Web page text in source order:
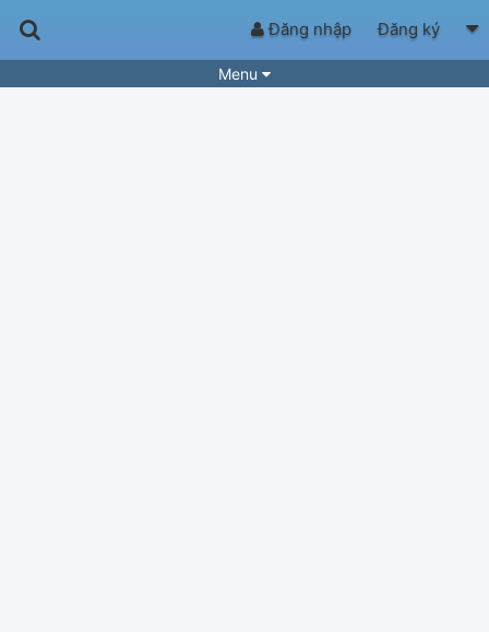
Đăng nhập Đăng ký
Menu